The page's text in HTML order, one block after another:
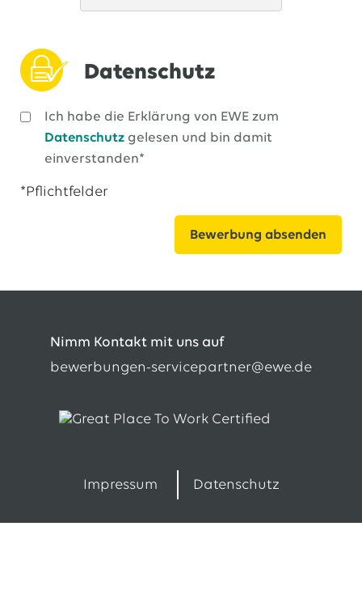
Datenschutz
Ich habe die Erklärung von EWE zum
Datenschutz gelesen und bin damit
einverstanden*
*Pflichtfelder
Nimm Kontakt mit uns auf
bewerbungen-servicepartner@ewe.de
Impressum Datenschutz